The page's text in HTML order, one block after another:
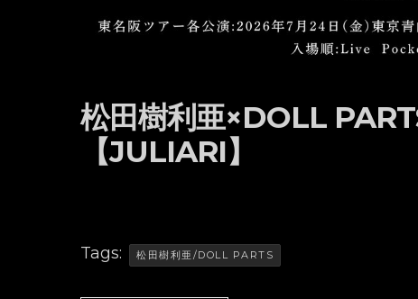
松田樹利亜×DOLL
【JULIARI】
Tags: 松田樹利亜/DOLL PARTS